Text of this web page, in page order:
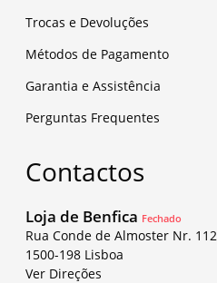
Trocas e Devoluções
Métodos de Pagamento
Garantia e Assistência
Perguntas Frequentes
Contactos
Loja de Benfica Fechado
Rua Conde de Almoster Nr. 112
1500-198 Lisboa
Ver Direções